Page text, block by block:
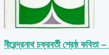
নীরেন্দ্রনাথ চক্রবর্তী শ্রেষ্ঠ কবিতা –